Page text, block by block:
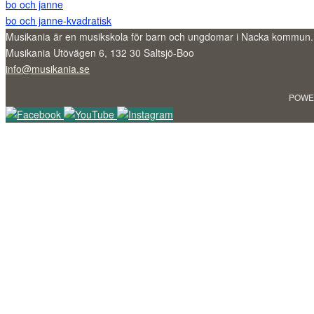
bo och janne
bo och janne-kvadratisk
Musikania är en musikskola för barn och ungdomar i Nacka kommun.
Musikania Utövägen 6, 132 30 Saltsjö-Boo
info@musikania.se